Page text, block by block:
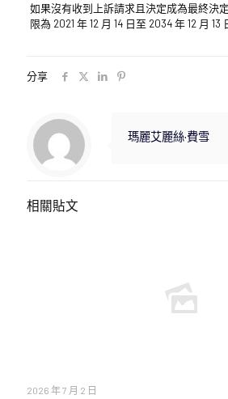
如果沒有收到上訴請求且決定成為最終決
限為 2021 年 12 月 14 日至 2034 年 12 月 13
分享
瑪麗艾麗絲·費雪
相關貼文
2026 年 7 月 2 日